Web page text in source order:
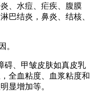
、水痘、疟疾、腹膜
巴结炎，鼻炎、结核、
。
碍、甲皱皮肤如真皮乳
全血粘度、血浆粘度和
显增加等。